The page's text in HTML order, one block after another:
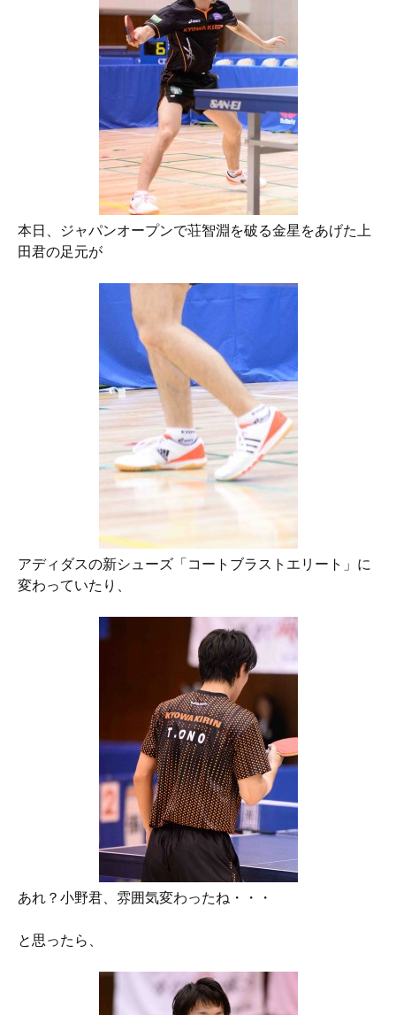
本日、ジャパンオープンで荘智淵を破る金星をあげた上
田君の足元が
アディダスの新シューズ「コートブラストエリート」に
変わっていたり、
あれ？小野君、雰囲気変わったね・・・
と思ったら、